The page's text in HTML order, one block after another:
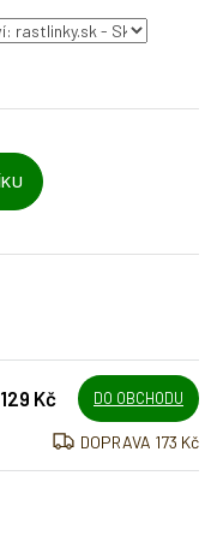
129 Kč DO OBCHODU
DOPRAVA 173 Kč